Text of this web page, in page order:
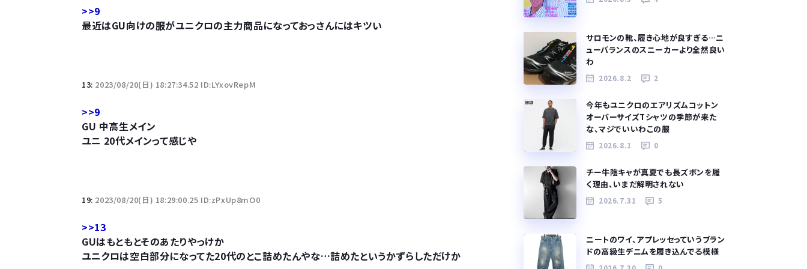
>>9
最近はGU向けの服がユニクロの主力商品になっておっさんにはキツい
13: 2023/08/20(日) 18:27:34.52 ID:LYxovRepM
>>9
GU 中高生メイン
ユニ 20代メインって感じや
19: 2023/08/20(日) 18:29:00.25 ID:zPxUp8mO0
>>13
GUはもともとそのあたりやっけか
ユニクロは空白部分になってた20代のとこ詰めたんやな…詰めたというかずらしただけか
サロモンの靴、履き心地が良すぎる…ニ
ューバランスのスニーカーより全然良い
わ
2026.8.2 2
今年もユニクロのエアリズムコットン
オーバーサイズTシャツの季節が来た
な、マジでいいわこの服
2026.8.1 0
チー牛陰キャが真夏でも長ズボンを履
く理由、いまだ解明されない
2026.7.31 5
ニートのワイ、アプレッセっていうブラン
ドの高級生デニムを履き込んでる模様